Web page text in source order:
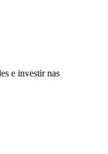
e investir nas